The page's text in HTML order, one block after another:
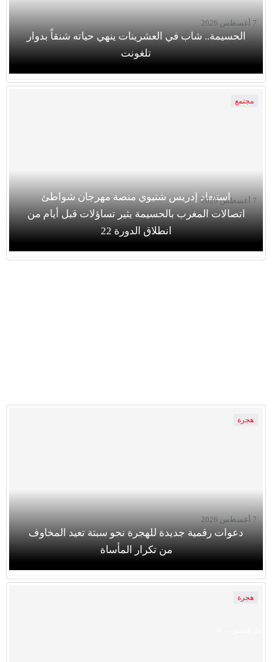
الحسيمة.. شاب في العشرينات ينهي حياته شنقاً بدوار
تلغونت
7 أغسطس 2026
مجتمع
استبعاد إدريس شتيوي منصة مهرجان شواطئ
اتصالات المغرب بالحسيمة يثير تساؤلات قبل أيام من
انطلاق الدورة 22
7 أغسطس 2026
هجرة
دعوات رقمية جديدة للهجرة نحو سبتة تعيد المخاوف
من تكرار المأساة
7 أغسطس 2026
هجرة